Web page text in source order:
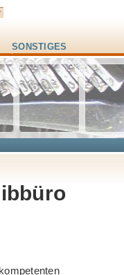
SONSTIGES